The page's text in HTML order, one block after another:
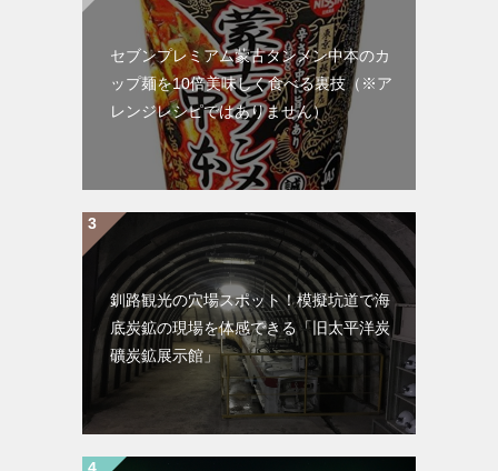
セブンプレミアム蒙古タンメン中本のカ
ップ麺を10倍美味しく食べる裏技（※ア
レンジレシピではありません）
釧路観光の穴場スポット！模擬坑道で海
底炭鉱の現場を体感できる「旧太平洋炭
礦炭鉱展示館」